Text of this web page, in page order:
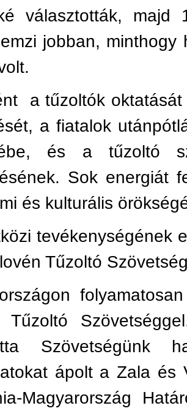
választották, majd
jobban,
a tűzoltók
a fiatalok
és a tűzoltó
Sok energiát
és kulturális
tevékenységének
Tűzoltó
Tűzoltó
Szövetségünk
ápolt a Zala és
Magyarország